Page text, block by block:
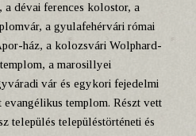
dévai ferences kolostor, a
a gyulafehérvári római
ház, a kolozsvári Wolphard-
a marosillyei
vár és egykori fejedelmi
templom. Részt vett
település településtörténeti és